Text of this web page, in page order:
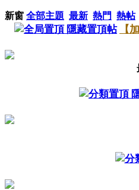
新窗 全部主題 最新 熱門 熱帖
隱藏置頂帖 【